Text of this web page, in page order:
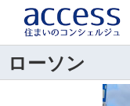
ローソン